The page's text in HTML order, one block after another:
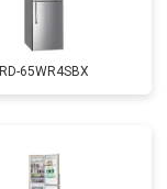
RD-65WR4SBX